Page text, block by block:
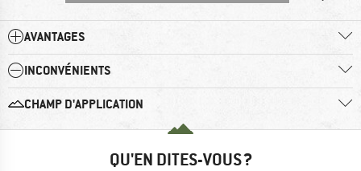
AVANTAGES
INCONVÉNIENTS
CHAMP D'APPLICATION
QU'EN DITES-VOUS ?